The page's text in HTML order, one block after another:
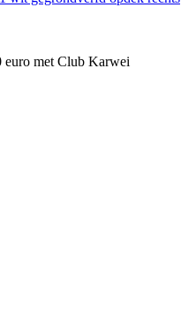
euro met Club Karwei